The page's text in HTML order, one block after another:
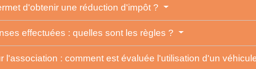
d'obtenir une réduction d'impôt ?
effectuées : quelles sont les règles ?
l'association : comment est évaluée l'utilisation d'un